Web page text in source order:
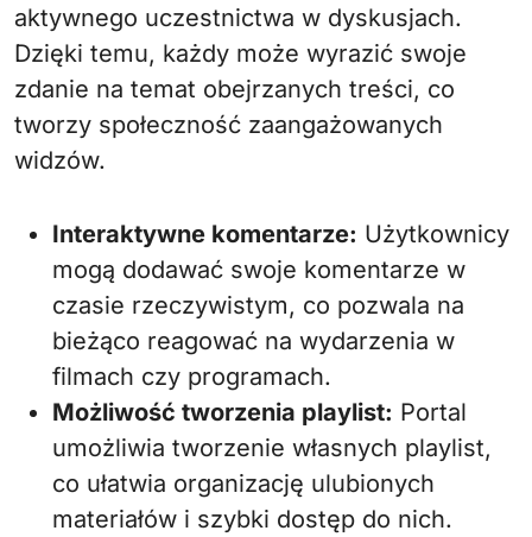
aktywnego uczestnictwa w dyskusjach.
Dzięki temu, każdy może wyrazić swoje
zdanie na temat obejrzanych treści, co
tworzy społeczność zaangażowanych
widzów.
Interaktywne komentarze: Użytkownicy
mogą dodawać swoje komentarze w
czasie rzeczywistym, co pozwala na
bieżąco reagować na wydarzenia w
filmach czy programach.
Możliwość tworzenia playlist: Portal
umożliwia tworzenie własnych playlist,
co ułatwia organizację ulubionych
materiałów i szybki dostęp do nich.